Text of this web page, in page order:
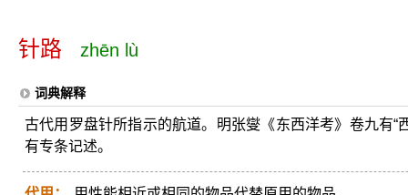
针路 zhēn lù
词典解释
古代用罗盘针所指示的航道。明张燮《东西洋考》卷九有“
有专条记述。